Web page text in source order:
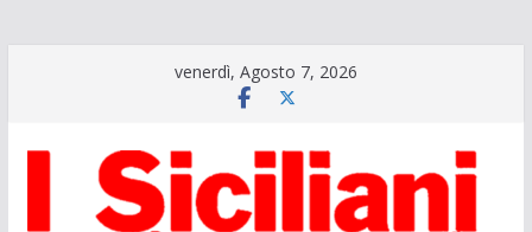
venerdì, Agosto 7, 2026